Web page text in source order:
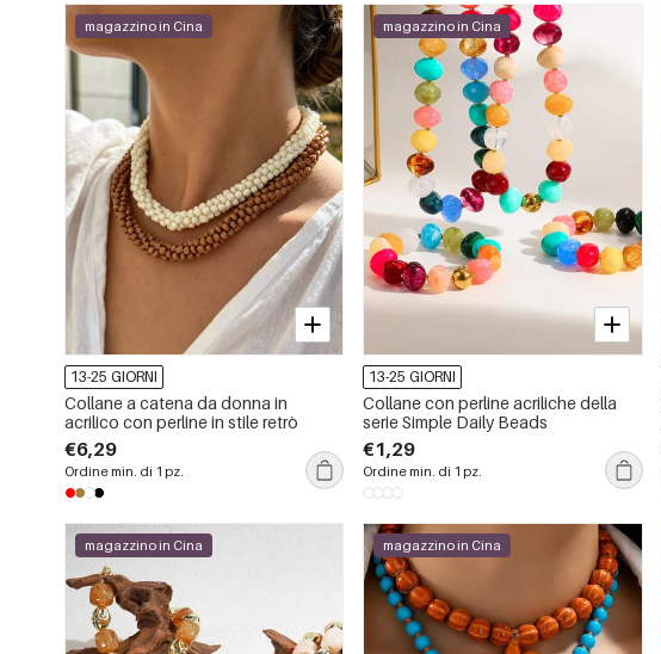
magazzino in Cina
13-25 GIORNI
Collane a catena da donna in
acrilico con perline in stile retrò
€6,29
Ordine min. di 1 pz.
magazzino in Cina
13-25 GIORNI
Collane con perline acriliche della
serie Simple Daily Beads
€1,29
Ordine min. di 1 pz.
magazzino in Cina magazzino in Cina